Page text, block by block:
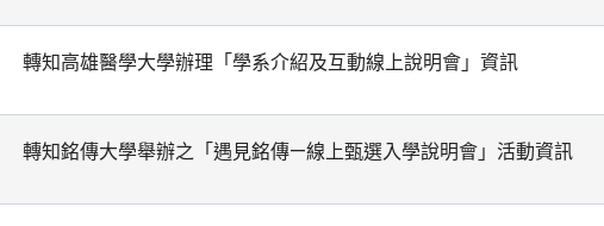
轉知高雄醫學大學辦理「學系介紹及互動線上說明會」資訊
轉知銘傳大學舉辦之「遇見銘傳—線上甄選入學說明會」活動資訊